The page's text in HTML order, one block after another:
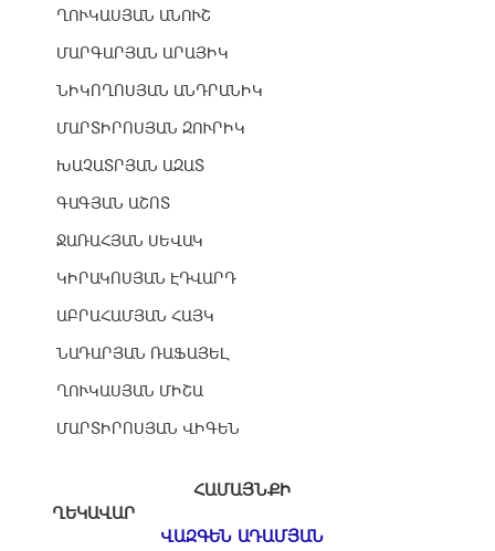
ՂՈՒԿԱՍՅԱՆ ԱՆՈՒՇ
ՄԱՐԳԱՐՅԱՆ ԱՐԱՅԻԿ
ՆԻԿՈՂՈՍՅԱՆ ԱՆԴՐԱՆԻԿ
ՄԱՐՏԻՐՈՍՅԱՆ ԶՈՒՐԻԿ
ԽԱՉԱՏՐՅԱՆ ԱԶԱՏ
ԳԱԳՅԱՆ ԱՇՈՏ
ՋԱՌԱՀՅԱՆ ՍԵՎԱԿ
ԿԻՐԱԿՈՍՅԱՆ ԷԴՎԱՐԴ
ԱԲՐԱՀԱՄՅԱՆ ՀԱՅԿ
ՆԱԴԱՐՅԱՆ ՌԱՖԱՅԵԼ
ՂՈՒԿԱՍՅԱՆ ՄԻՇԱ
ՄԱՐՏԻՐՈՍՅԱՆ ՎԻԳԵՆ
ՀԱՄԱՅՆՔԻ
ՂԵԿԱՎԱՐ
ՎԱԶԳԵՆ ԱԴԱՄՅԱՆ